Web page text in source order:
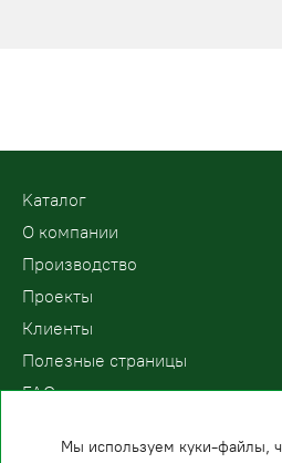
Kаталог
О компании
Производство
Проекты
Клиенты
Полезные страницы
FAQ
Мы используем куки-файлы,